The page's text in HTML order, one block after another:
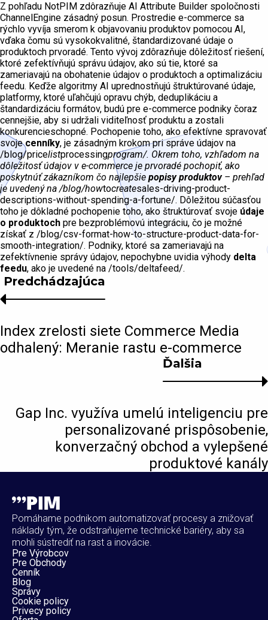
Z pohľadu NotPIM zdôrazňuje AI Attribute Builder spoločnosti
ChannelEngine zásadný posun. Prostredie e-commerce sa
rýchlo vyvíja smerom k objavovaniu produktov pomocou AI,
vďaka čomu sú vysokokvalitné, štandardizované údaje o
produktoch prvoradé. Tento vývoj zdôrazňuje dôležitosť riešení,
ktoré zefektívňujú správu údajov, ako sú tie, ktoré sa
zameriavajú na obohatenie údajov o produktoch a optimalizáciu
feedu. Keďže algoritmy AI uprednostňujú štruktúrované údaje,
platformy, ktoré uľahčujú opravu chýb, deduplikáciu a
štandardizáciu formátov, budú pre e-commerce podniky čoraz
cennejšie, aby si udržali viditeľnosť produktu a zostali
konkurencieschopné. Pochopenie toho, ako efektívne spravovať
svojecenníky, je zásadným krokom pri správe údajov na
/blog/pricelistprocessingprogram/. Okrem toho, vzhľadom na
dôležitosť údajov v e-commerce je prvoradé pochopiť, ako
poskytnúť zákazníkom čo najlepšie popisy produktov– prehľad
je uvedený na /blog/howtocreatesales-driving-product-
descriptions-without-spending-a-fortune/. Dôležitou súčasťou
toho je dôkladné pochopenie toho, ako štruktúrovať svoje údaje
o produktoch pre bezproblémovú integráciu, čo je možné
získať z /blog/csv-format-how-to-structure-product-data-for-
smooth-integration/. Podniky, ktoré sa zameriavajú na
zefektívnenie správy údajov, nepochybne uvidia výhody delta
feedu, ako je uvedené na /tools/deltafeed/.
Ďalšia
Gap Inc. využíva umelú inteligenciu pre
personalizované prispôsobenie,
konverzačný obchod a vylepšené
produktové kanály
Predchádzajúca
Index zrelosti siete Commerce Media
odhalený: Meranie rastu e-commerce
Pomáhame podnikom automatizovať procesy a znižovať
náklady tým, že odstraňujeme technické bariéry, aby sa
mohli sústrediť na rast a inovácie.
Pre Výrobcov
Pre Obchody
Cenník
Blog
Správy
Cookie policy
Privecy policy